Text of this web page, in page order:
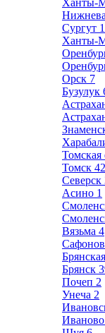
Ханты-
Сургут
Ханты-
Орск 7
Бузулук
Томская
Томск 42
Северск
Асино 1
Вязьма 4
Брянск
Почеп 2
Унеча 2
Иваново